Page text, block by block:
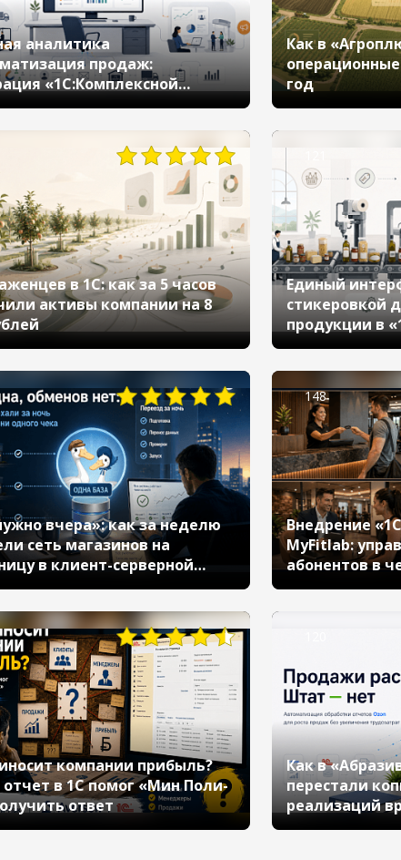
аналитика
продаж:
«1С:Комплексной
и CRM системы
Как в
год
в 1С: как за 5 часов
активы компании на 8
Единый
стикеровкой
продукции в
торговлей»
вчера»: как за неделю
сеть магазинов на
в клиент-серверной
и подготовили к
148
Внедрение
MyFitlab:
абонентов в
компании прибыль?
в 1С помог «Мин Поли-
ответ
Как в
перестали
реализаций
обработку